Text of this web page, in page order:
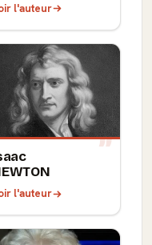
l'auteur
l'auteur